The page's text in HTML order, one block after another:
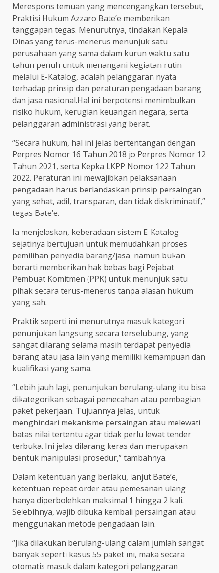
Merespons temuan yang mencengangkan tersebut,
Praktisi Hukum Azzaro Bate’e memberikan
tanggapan tegas. Menurutnya, tindakan Kepala
Dinas yang terus-menerus menunjuk satu
perusahaan yang sama dalam kurun waktu satu
tahun penuh untuk menangani kegiatan rutin
melalui E-Katalog, adalah pelanggaran nyata
terhadap prinsip dan peraturan pengadaan barang
dan jasa nasional.Hal ini berpotensi menimbulkan
risiko hukum, kerugian keuangan negara, serta
pelanggaran administrasi yang berat.
“Secara hukum, hal ini jelas bertentangan dengan
Perpres Nomor 16 Tahun 2018 jo Perpres Nomor 12
Tahun 2021, serta Kepka LKPP Nomor 122 Tahun
2022. Peraturan ini mewajibkan pelaksanaan
pengadaan harus berlandaskan prinsip persaingan
yang sehat, adil, transparan, dan tidak diskriminatif,”
tegas Bate’e.
Ia menjelaskan, keberadaan sistem E-Katalog
sejatinya bertujuan untuk memudahkan proses
pemilihan penyedia barang/jasa, namun bukan
berarti memberikan hak bebas bagi Pejabat
Pembuat Komitmen (PPK) untuk menunjuk satu
pihak secara terus-menerus tanpa alasan hukum
yang sah.
Praktik seperti ini menurutnya masuk kategori
penunjukan langsung secara terselubung, yang
sangat dilarang selama masih terdapat penyedia
barang atau jasa lain yang memiliki kemampuan dan
kualifikasi yang sama.
“Lebih jauh lagi, penunjukan berulang-ulang itu bisa
dikategorikan sebagai pemecahan atau pembagian
paket pekerjaan. Tujuannya jelas, untuk
menghindari mekanisme persaingan atau melewati
batas nilai tertentu agar tidak perlu lewat tender
terbuka. Ini jelas dilarang keras dan merupakan
bentuk manipulasi prosedur,” tambahnya.
Dalam ketentuan yang berlaku, lanjut Bate’e,
ketentuan repeat order atau pemesanan ulang
hanya diperbolehkan maksimal 1 hingga 2 kali.
Selebihnya, wajib dibuka kembali persaingan atau
menggunakan metode pengadaan lain.
“Jika dilakukan berulang-ulang dalam jumlah sangat
banyak seperti kasus 55 paket ini, maka secara
otomatis masuk dalam kategori pelanggaran